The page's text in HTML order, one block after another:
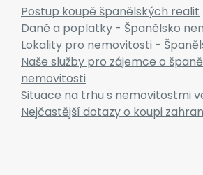
Postup koupě španělských realit
Daně a poplatky - Španělsko
Lokality pro nemovitosti -
Naše služby pro zájemce o
nemovitosti
Situace na trhu s nemovitostmi
Nejčastější dotazy o koupi